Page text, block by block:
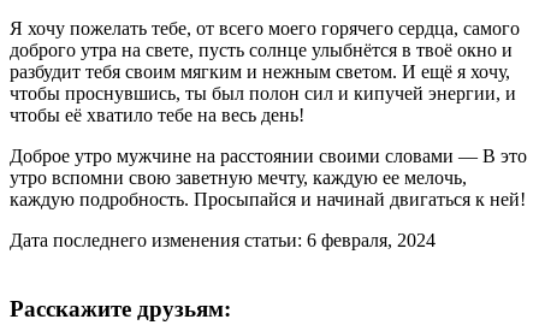
Я хочу пожелать тебе, от всего моего горячего сердца, самого
доброго утра на свете, пусть солнце улыбнётся в твоё окно и
разбудит тебя своим мягким и нежным светом. И ещё я хочу,
чтобы проснувшись, ты был полон сил и кипучей энергии, и
чтобы её хватило тебе на весь день!
Доброе утро мужчине на расстоянии своими словами — В это
утро вспомни свою заветную мечту, каждую ее мелочь,
каждую подробность. Просыпайся и начинай двигаться к ней!
Дата последнего изменения статьи: 6 февраля, 2024
Расскажите друзьям: